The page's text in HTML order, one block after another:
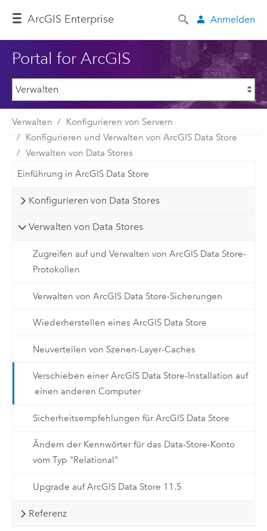
ArcGIS Enterprise Anmelden
Portal for ArcGIS
Verwalten
Konfigurieren von Servern
Konfigurieren und Verwalten von ArcGIS Data Store
Verwalten von Data Stores
Einführung in ArcGIS Data Store
Konfigurieren von Data Stores
Verwalten von Data Stores
Zugreifen auf und Verwalten von ArcGIS Data Store-
Protokollen
Verwalten von ArcGIS Data Store-Sicherungen
Wiederherstellen eines ArcGIS Data Store
Neuverteilen von Szenen-Layer-Caches
Verschieben einer ArcGIS Data Store-Installation auf
einen anderen Computer
Sicherheitsempfehlungen für ArcGIS Data Store
Ändern der Kennwörter für das Data-Store-Konto
vom Typ "Relational"
Upgrade auf ArcGIS Data Store 11.5
Referenz